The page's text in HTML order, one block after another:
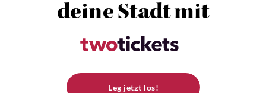
deine Stadt mit
Leg jetzt los!